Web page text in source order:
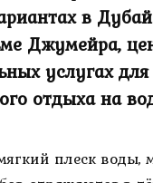
в
Джумейра,
услугах для
отдыха на
плеск